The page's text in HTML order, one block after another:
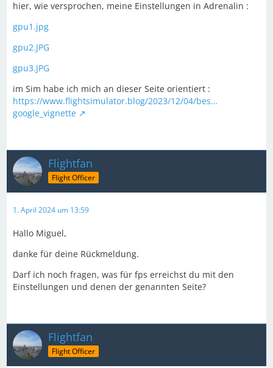
hier, wie versprochen, meine Einstellungen in Adrenalin :
gpu1.jpg
gpu2.JPG
gpu3.JPG
im Sim habe ich mich an dieser Seite orientiert :
https://www.flightsimulator.blog/2023/12/04/bes…
google_vignette
Flightfan
Flight Officer
1. April 2024 um 13:59
Hallo Miguel,
danke für deine Rückmeldung.
Darf ich noch fragen, was für fps erreichst du mit den
Einstellungen und denen der genannten Seite?
Flightfan
Flight Officer